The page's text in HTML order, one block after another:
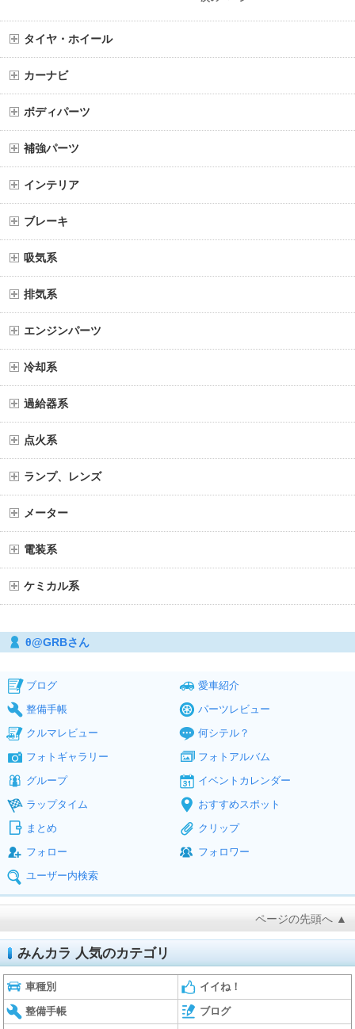
タイヤ・ホイール
カーナビ
ボディパーツ
補強パーツ
インテリア
ブレーキ
吸気系
排気系
エンジンパーツ
冷却系
過給器系
点火系
ランプ、レンズ
メーター
電装系
ケミカル系
θ@GRBさん
ブログ
愛車紹介
整備手帳
パーツレビュー
クルマレビュー
何シテル？
フォトギャラリー
フォトアルバム
グループ
イベントカレンダー
ラップタイム
おすすめスポット
まとめ
クリップ
フォロー
フォロワー
ユーザー内検索
ページの先頭へ ▲
みんカラ 人気のカテゴリ
車種別 イイね！
整備手帳 ブログ